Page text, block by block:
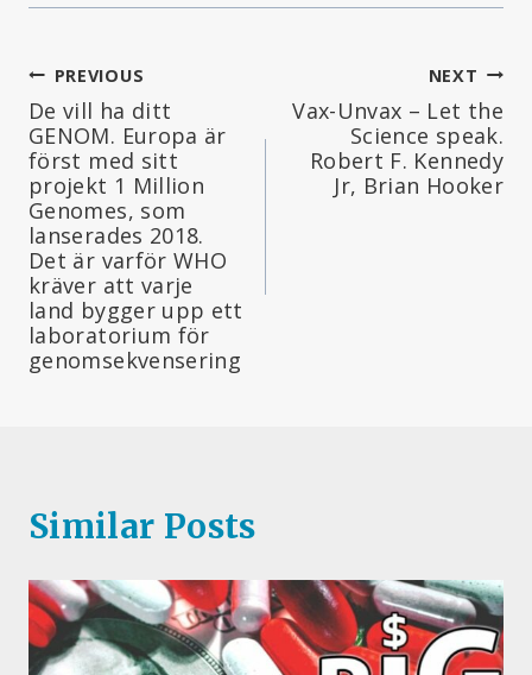
Inläggsnavigering
PREVIOUS
De vill ha ditt
GENOM. Europa är
först med sitt
projekt 1 Million
Genomes, som
lanserades 2018.
Det är varför WHO
kräver att varje
land bygger upp ett
laboratorium för
genomsekvensering
NEXT
Vax-Unvax – Let the
Science speak.
Robert F. Kennedy
Jr, Brian Hooker
Similar Posts